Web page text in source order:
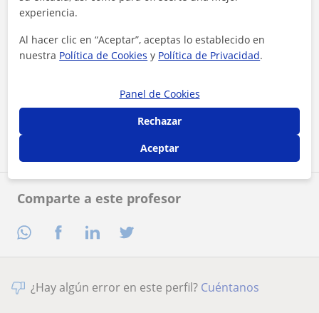
Comparte a este profesor
Contactar ahora
¿Hay algún error en este perfil? Cuéntanos
experiencia.
Al hacer clic en “Aceptar”, aceptas lo establecido en
nuestra Política de Cookies y Política de Privacidad.
Panel de Cookies
Rechazar
Aceptar